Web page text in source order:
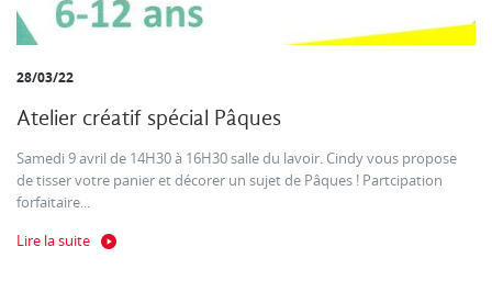
28/03/22
Atelier créatif spécial Pâques
Samedi 9 avril de 14H30 à 16H30 salle du lavoir. Cindy vous propose
de tisser votre panier et décorer un sujet de Pâques ! Partcipation
forfaitaire...
Lire la suite